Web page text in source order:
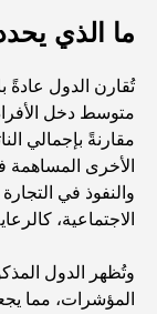
of Global
Travel
for
Residents
Guide for
Families
أشياء يمكنك
للتغلب على
ما الذي
تُقارن الدول عادةً
متوسط ​​دخل
مقارنةً بإجمالي
الأخرى المساهمة
والنفوذ في التجارة
الاجتماعية،
وتُظهر الدول
المؤشرات، مما